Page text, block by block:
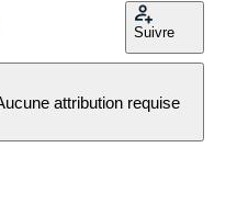
Suivre
attribution requise